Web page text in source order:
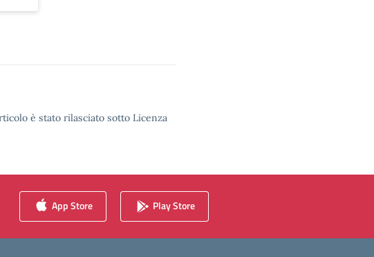
è stato rilasciato sotto Licenza
App Store Play Store